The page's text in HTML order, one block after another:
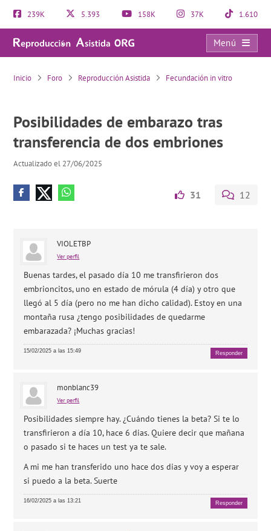
239K 5.393 158K 37K 1.610
Menú
Posibilidades de embarazo tras transferencia de dos embriones
Inicio Foro Reproducción Asistida Fecundación in vitro
Posibilidades de embarazo tras
transferencia de dos embriones
Actualizado el 27/06/2025
31 12
VIOLETBP
Ver perfil
Buenas tardes, el pasado día 10 me transfirieron dos
embrioncitos, uno en estado de mórula (4 día) y otro que
llegó al 5 día (pero no me han dicho calidad). Estoy en una
montaña rusa ¿tengo posibilidades de quedarme
embarazada? ¡Muchas gracias!
15/02/2025 a las 15:49 Responder
monblanc39
Ver perfil
Posibilidades siempre hay. ¿Cuándo tienes la beta? Si te lo
transfirieron a día 10, hace 6 dias. Quiere decir que mañana
o pasado si te haces un test ya te sale.
A mi me han transferido uno hace dos dias y voy a esperar
si puedo a la beta. Suerte
16/02/2025 a las 13:21 Responder